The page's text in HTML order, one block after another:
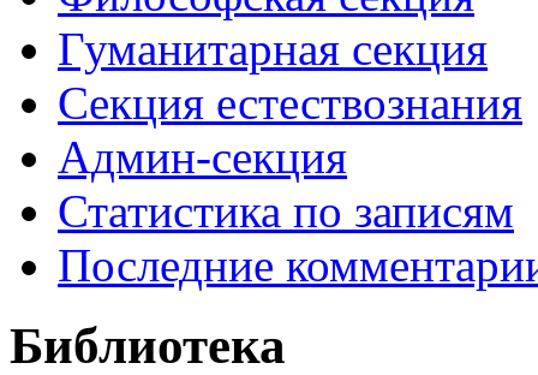
Гуманитарная секция
Секция естествознания
Админ-секция
Статистика по записям
Последние
Библиотека